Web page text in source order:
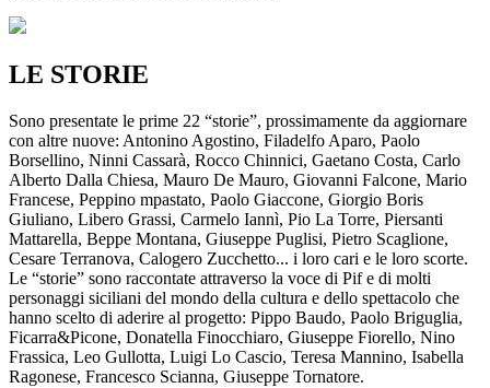
LE STORIE
Sono presentate le prime 22 “storie”, prossimamente da aggiornare
con altre nuove: Antonino Agostino, Filadelfo Aparo, Paolo
Borsellino, Ninni Cassarà, Rocco Chinnici, Gaetano Costa, Carlo
Alberto Dalla Chiesa, Mauro De Mauro, Giovanni Falcone, Mario
Francese, Peppino mpastato, Paolo Giaccone, Giorgio Boris
Giuliano, Libero Grassi, Carmelo Iannì, Pio La Torre, Piersanti
Mattarella, Beppe Montana, Giuseppe Puglisi, Pietro Scaglione,
Cesare Terranova, Calogero Zucchetto... i loro cari e le loro scorte.
Le “storie” sono raccontate attraverso la voce di Pif e di molti
personaggi siciliani del mondo della cultura e dello spettacolo che
hanno scelto di aderire al progetto: Pippo Baudo, Paolo Briguglia,
Ficarra&Picone, Donatella Finocchiaro, Giuseppe Fiorello, Nino
Frassica, Leo Gullotta, Luigi Lo Cascio, Teresa Mannino, Isabella
Ragonese, Francesco Scianna, Giuseppe Tornatore.